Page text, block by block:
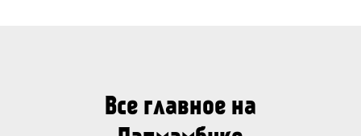
Все главное на